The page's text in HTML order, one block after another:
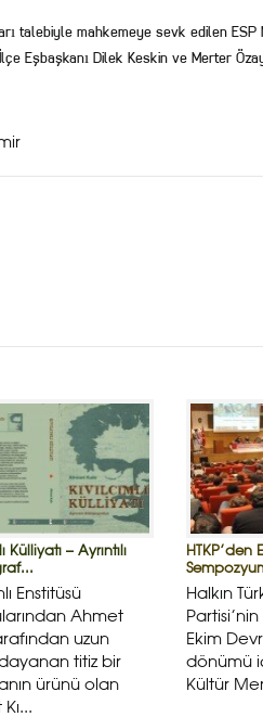
talebiyle mahkemeye sevk edilen ESP
Eşbaşkanı Dilek Keskin ve Merter
Külliyatı – Ayrıntılı
Enstitüsü
Ahmet
uzun
titiz bir
ürünü olan
HTKP’den
Halkın
Ekim
dönümü
Kültür